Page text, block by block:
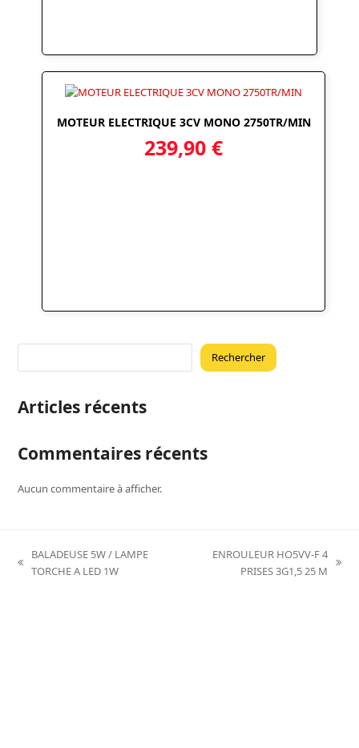
MOTEUR ELECTRIQUE 3CV MONO 2750TR/MIN
239,90 €
Rechercher
Articles récents
Commentaires récents
Aucun commentaire à afficher.
previous
BALADEUSE 5W / LAMPE
TORCHE A LED 1W
ENROULEUR HO5VV-F 4
PRISES 3G1,5 25 M